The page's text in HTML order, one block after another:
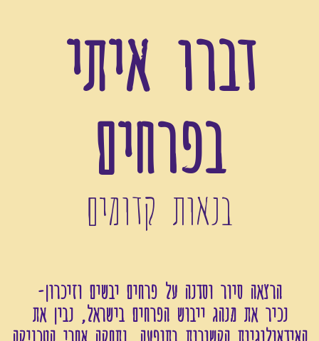
דברו איתי
בפרחים
בנאות קדומים
הרצאה סיור וסדנה על פרחים יבשים וזיכרון-
נכיר את מנהג ייבוש הפרחים בישראל, נבין את
האידאולוגיות הקשורות בתופעה, נתחקה אחרי הטכניקה